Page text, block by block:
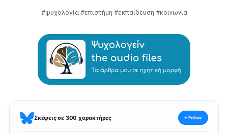
#ψυχολογία #επιστήμη #εκπαίδευση #κοινωνία
Σκέψεις σε 300 χαρακτήρες + Follow